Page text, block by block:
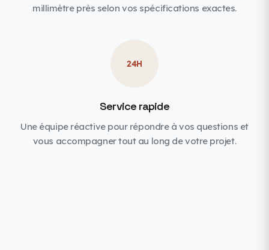
millimètre près selon vos spécifications exactes.
24H
Service rapide
Une équipe réactive pour répondre à vos questions et
vous accompagner tout au long de votre projet.